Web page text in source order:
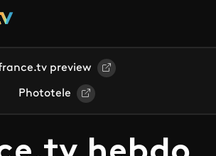
preview
Phototele